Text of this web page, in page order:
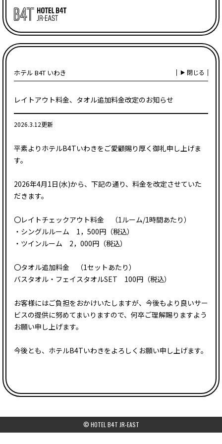
ホテル B4T いわき 閉じる
レイトアウト料金、タオル追加料金改定のお知らせ
2026.3.12更新
平素よりホテルB4Tいわきをご愛顧賜り厚く御礼申し上げま
す。
2026年4月1日(水)から、下記の通り、料金を改定させていた
だきます。
〇レイトチェックアウト料金 （1ルーム/1時間あたり）
・シングルルーム 1，500円（税込）
・ツインルーム 2，000円（税込）
〇タオル追加料金 （1セットあたり）
バスタオル・フェイスタオルSET 100円（税込）
お客様にはご負担をおかけいたしますが、今後もより良いサー
ビスの提供に努めてまいりますので、何卒ご理解賜りますよう
お願い申し上げます。
今後とも、ホテルB4Tいわきをよろしくお願い申し上げます。
© HOTEL B4T JR-EAST